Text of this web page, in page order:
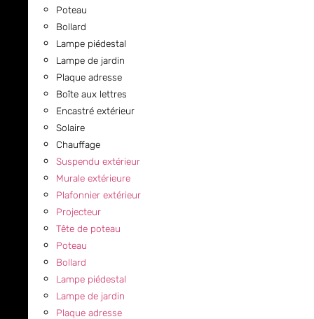
Poteau
Bollard
Lampe piédestal
Lampe de jardin
Plaque adresse
Boîte aux lettres
Encastré extérieur
Solaire
Chauffage
Suspendu extérieur
Murale extérieure
Plafonnier extérieur
Projecteur
Tête de poteau
Poteau
Bollard
Lampe piédestal
Lampe de jardin
Plaque adresse